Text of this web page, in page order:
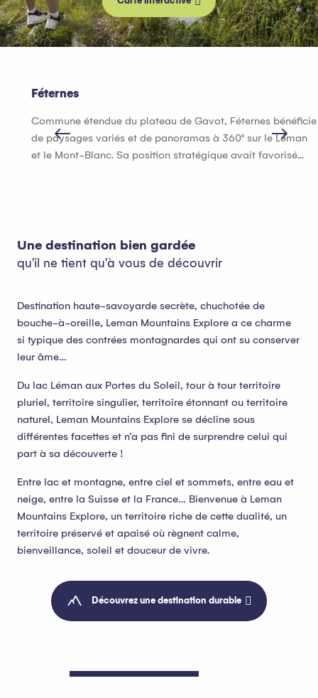
Féternes
Commune étendue du plateau de Gavot, Féternes bénéficie
de paysages variés et de panoramas à 360° sur le Léman
et le Mont-Blanc. Sa position stratégique avait favorisé...
Une destination bien gardée
qu'il ne tient qu'à vous de découvrir
Destination haute-savoyarde secrète, chuchotée de
bouche-à-oreille, Leman Mountains Explore a ce charme
si typique des contrées montagnardes qui ont su conserver
leur âme…
Du lac Léman aux Portes du Soleil, tour à tour territoire
pluriel, territoire singulier, territoire étonnant ou territoire
naturel, Leman Mountains Explore se décline sous
différentes facettes et n’a pas fini de surprendre celui qui
part à sa découverte !
Entre lac et montagne, entre ciel et sommets, entre eau et
neige, entre la Suisse et la France… Bienvenue à Leman
Mountains Explore, un territoire riche de cette dualité, un
territoire préservé et apaisé où règnent calme,
bienveillance, soleil et douceur de vivre.
Découvrez une destination durable